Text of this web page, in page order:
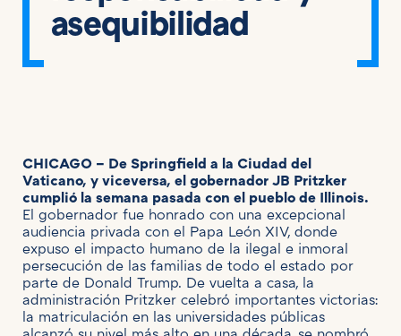
asequibilidad
CHICAGO – De Springfield a la Ciudad del
Vaticano, y viceversa, el gobernador JB Pritzker
cumplió la semana pasada con el pueblo de Illinois.
El gobernador fue honrado con una excepcional
audiencia privada con el Papa León XIV, donde
expuso el impacto humano de la ilegal e inmoral
persecución de las familias de todo el estado por
parte de Donald Trump. De vuelta a casa, la
administración Pritzker celebró importantes victorias:
la matriculación en las universidades públicas